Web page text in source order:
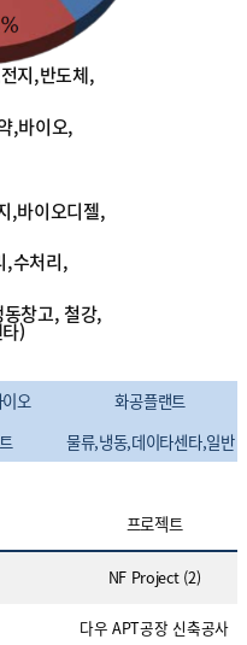
지,반도체,
,바이오,
,바이오디젤,
,수처리,
창고, 철강,
)
오
화공플랜트
물류,냉동,데이타센타,일반
프로젝트
NF Project (2)
다우 APT공장 신축공사